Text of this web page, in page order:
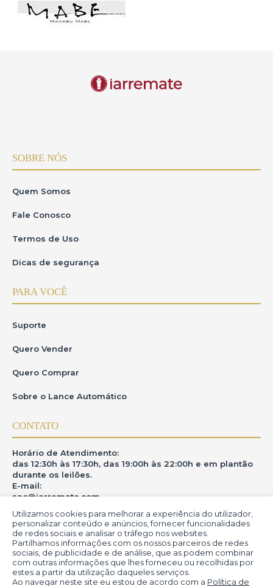
Utilizamos cookies para melhorar a experiência do utilizador,
personalizar conteúdo e anúncios, fornecer funcionalidades
de redes sociais e analisar o tráfego nos websites.
Partilhamos informações com os nossos parceiros de redes
sociais, de publicidade e de análise, que as podem combinar
com outras informações que lhes forneceu ou recolhidas por
estes a partir da utilização daqueles serviços.
Ao navegar neste site eu estou de acordo com a Política de
SOBRE NÓS
Quem Somos
Fale Conosco
Termos de Uso
Dicas de segurança
PARA VOCÊ
Suporte
Quero Vender
Quero Comprar
Sobre o Lance Automático
CONTATO
Horário de Atendimento:
das 12:30h às 17:30h, das 19:00h às 22:00h e em plantão
durante os leilões.
E-mail:
sac@iarremate.com
ONDE ESTAMOS
R. Heitor Modesto, 28 - Estação São Lourenço - MG
CEP: 37470-000